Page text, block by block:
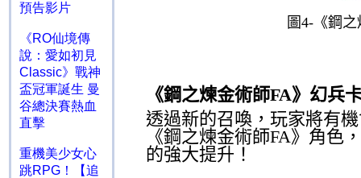
預告影片
《RO仙境傳
說：愛如初見
Classic》戰神
盃冠軍誕生 曼
谷總決賽熱血
直擊
重機美少女心
跳RPG！【追
圖4-《鋼之
《鋼之煉金術師FA》幻兵
透過新的召喚，玩家將有
《鋼之煉金術師FA》角色
的強大提升！